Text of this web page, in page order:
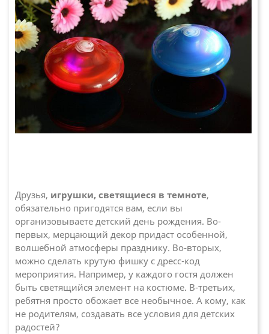
Друзья, игрушки, светящиеся в темноте,
обязательно пригодятся вам, если вы
организовываете детский день рождения. Во-
первых, мерцающий декор придаст особенной,
волшебной атмосферы празднику. Во-вторых,
можно сделать крутую фишку с дресс-код
мероприятия. Например, у каждого гостя должен
быть светящийся элемент на костюме. В-третьих,
ребятня просто обожает все необычное. А кому, как
не родителям, создавать все условия для детских
радостей?